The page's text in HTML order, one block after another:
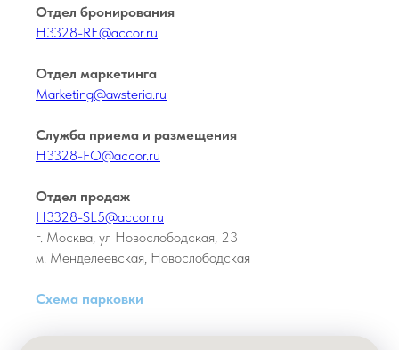
Отдел бронирования
H3328-RE@accor.ru
Отдел маркетинга
Marketing@awsteria.ru
Служба приема и размещения
H3328-FO@accor.ru
Отдел продаж
H3328-SL5@accor.ru
г. Москва, ул Новослободская, 23
м. Менделеевская, Новослободская
Схема парковки